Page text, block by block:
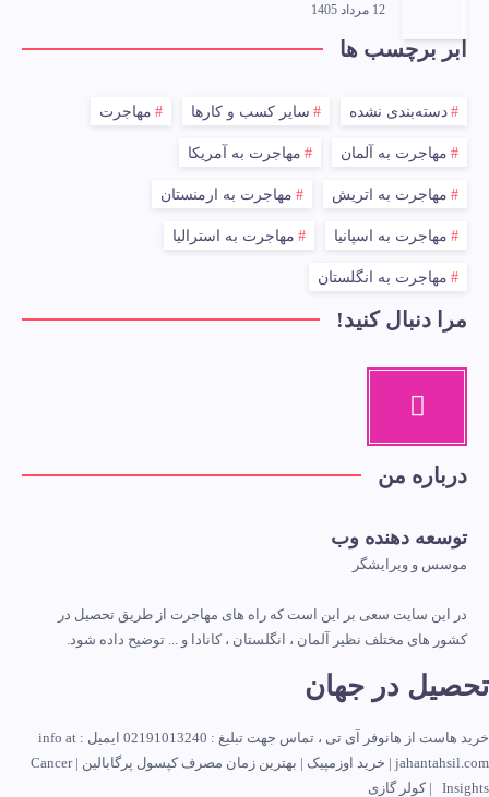
12 مرداد 1405
ابر برچسب ها
دسته‌بندی نشده سایر کسب و کارها مهاجرت
مهاجرت به آلمان مهاجرت به آمریکا
مهاجرت به اتریش مهاجرت به ارمنستان
مهاجرت به اسپانیا مهاجرت به استرالیا
مهاجرت به انگلستان
مرا دنبال کنید!
درباره من
توسعه دهنده وب
موسس و ویرایشگر
در این سایت سعی بر این است که راه های مهاجرت از طریق تحصیل در
کشور های مختلف نظیر آلمان ، انگلستان ، کانادا و ... توضیح داده شود.
تحصیل در جهان
خرید هاست از هانوفر آی تی ، تماس جهت تبلیغ : 02191013240
ایمیل : info at
jahantahsil.com |
خرید اوزمپیک | بهترین زمان مصرف کپسول پرگابالین |
Cancer
Insights
|کولر گازی